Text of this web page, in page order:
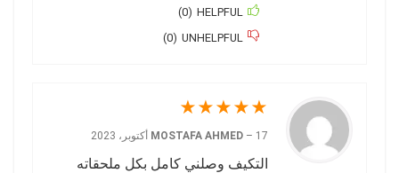
HELPFUL
(
0
)
UNHELPFUL
(
0
)
★
★
★
★
★
MOSTAFA AHMED – 17 أكتوبر، 2023
التكيف وصلني كامل بكل ملحقاته